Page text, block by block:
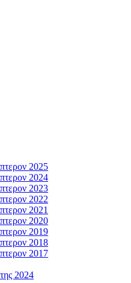
2025
2024
2023
2022
2021
2020
2019
2018
2017
2024